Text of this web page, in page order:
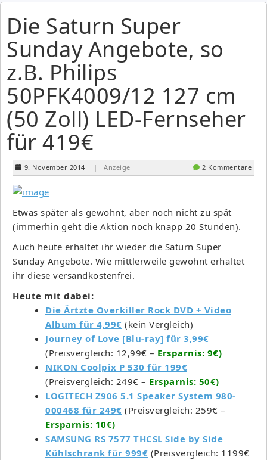
Die Saturn Super
Sunday Angebote, so
z.B. Phi­lips
50PFK4009/12 127 cm
(50 Zoll) LED-Fern­se­her
für 419€
9. November 2014 | Anzeige 2 Kommentare
Etwas später als gewohnt, aber noch nicht zu spät
(immerhin geht die Aktion noch knapp 20 Stunden).
Auch heute erhaltet ihr wieder die Saturn Super
Sunday Angebote. Wie mittlerweile gewohnt erhaltet
ihr diese versandkostenfrei.
Heute mit dabei:
Die Ärtzte Overkiller Rock DVD + Video
Album für 4,99€ (kein Vergleich)
Journey of Love [Blu-ray] für 3,99€
(Preisvergleich: 12,99€ – Ersparnis: 9€)
NIKON Coolpix P 530 für 199€
(Preisvergleich: 249€ – Ersparnis: 50€)
LOGITECH Z906 5.1 Speaker System 980-
000468 für 249€ (Preisvergleich: 259€ –
Ersparnis: 10€)
SAMSUNG RS 7577 THCSL Side by Side
Kühlschrank für 999€ (Preisvergleich: 1199€